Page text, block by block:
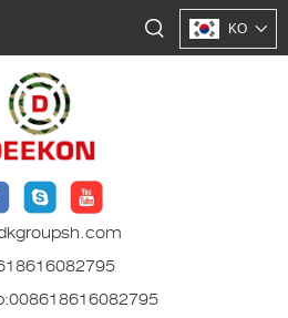
KO
008618616082795